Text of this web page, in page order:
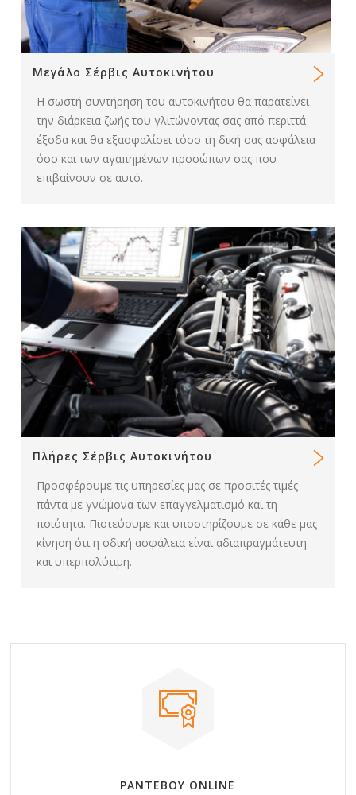
Μεγάλο Σέρβις Αυτοκινήτου
Η σωστή συντήρηση του αυτοκινήτου θα παρατείνει
την διάρκεια ζωής του γλιτώνοντας σας από περιττά
έξοδα και θα εξασφαλίσει τόσο τη δική σας ασφάλεια
όσο και των αγαπημένων προσώπων σας που
επιβαίνουν σε αυτό.
Πλήρες Σέρβις Αυτοκινήτου
Προσφέρουμε τις υπηρεσίες μας σε προσιτές τιμές
πάντα με γνώμονα των επαγγελματισμό και τη
ποιότητα. Πιστεύουμε και υποστηρίζουμε σε κάθε μας
κίνηση ότι η οδική ασφάλεια είναι αδιαπραγμάτευτη
και υπερπολύτιμη.
ΡΑΝΤΕΒΟΥ ONLINE